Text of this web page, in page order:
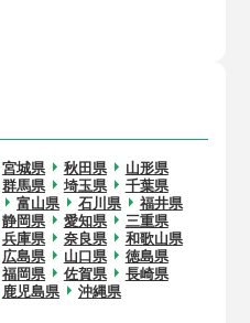
宮城県 秋田県
山形県
群馬県 埼玉県
千葉県
富山県 石川県
福井県
静岡県 愛知県
三重県
兵庫県 奈良県
和歌山県
広島県 山口県
徳島県
福岡県 佐賀県
長崎県
鹿児島県 沖縄県